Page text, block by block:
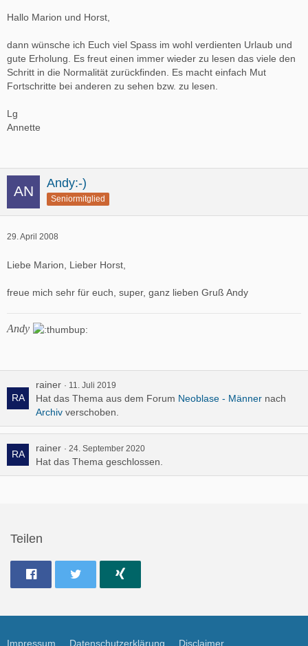
Hallo Marion und Horst,
dann wünsche ich Euch viel Spass im wohl verdienten Urlaub und
gute Erholung. Es freut einen immer wieder zu lesen das viele den
Schritt in die Normalität zurückfinden. Es macht einfach Mut
Fortschritte bei anderen zu sehen bzw. zu lesen.
Lg
Annette
Andy:-)
Seniormitglied
29. April 2008
Liebe Marion, Lieber Horst,
freue mich sehr für euch, super, ganz lieben Gruß Andy
Andy
rainer 11. Juli 2019
Hat das Thema aus dem Forum Neoblase - Männer nach
Archiv verschoben.
rainer 24. September 2020
Hat das Thema geschlossen.
Teilen
Impressum Datenschutzerklärung Disclaimer